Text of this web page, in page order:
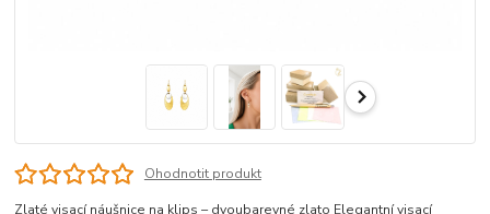
Ohodnotit produkt
Zlaté visací náušnice na klips – dvoubarevné zlato Elegantní visací